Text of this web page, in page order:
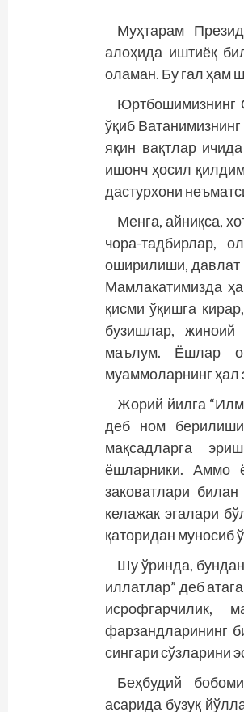
Муҳтарам
алоҳида иштиёқ
оламан. Бу гал ҳам
Юртбошимизнинг
ўқиб
яқин вақтлар
ишонч ҳосил
дастурхони
Менга, айниқса,
чора-тадбирлар,
оширилиши, давлат
Мамлакатимизда
қисми ўқишга
бузишлар, жиноий
маълум. Ёшлар
муаммоларнинг ҳал
Жорий йилга
деб ном
мақсадларга
ёшларники. Аммо
заковатлари
келажак эгалари
қаторидан муносиб
Шу ўринда,
иллатлар” деб
исрофгарчилик,
фарзандларининг
сингари сўзларини
Беҳбудий
асарида бузуқ